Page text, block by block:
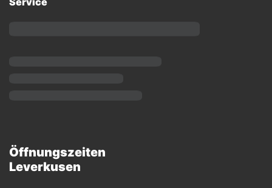
Öffnungszeiten
Leverkusen